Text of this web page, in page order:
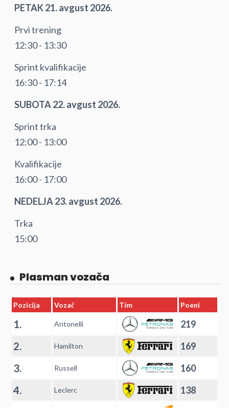
PETAK 21. avgust 2026.
Prvi trening
12:30 - 13:30
Sprint kvalifikacije
16:30 - 17:14
SUBOTA 22. avgust 2026.
Sprint trka
12:00 - 13:00
Kvalifikacije
16:00 - 17:00
NEDELJA 23. avgust 2026.
Trka
15:00
Plasman vozača
Pozicija Vozač Tim Poeni
1. Antonelli 219
2. Hamilton 169
3. Russell 160
4. Leclerc 138